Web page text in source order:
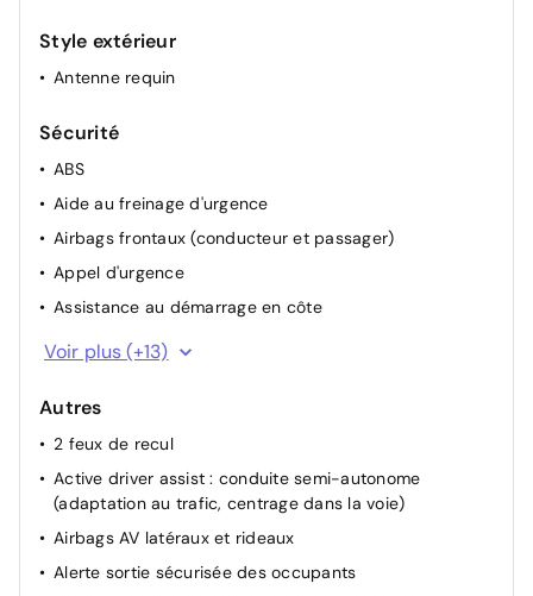
Style extérieur
Antenne requin
Sécurité
ABS
Aide au freinage d'urgence
Airbags frontaux (conducteur et passager)
Appel d'urgence
Assistance au démarrage en côte
Avertisseur de distance de sécurité
avec freinage d'urgence automatique
Commutation automatique des feux de
Contrôle dynamique de trajectoire ESC
Feux de jour à LED
Frein de parking électrique avec fonction Auto-Hold
Voir plus (+13)
Autres
2 feux de recul
Active driver assist : conduite semi-autonome
(adaptation au trafic, centrage dans la voie)
Airbags AV latéraux et rideaux
Alerte sortie sécurisée des occupants